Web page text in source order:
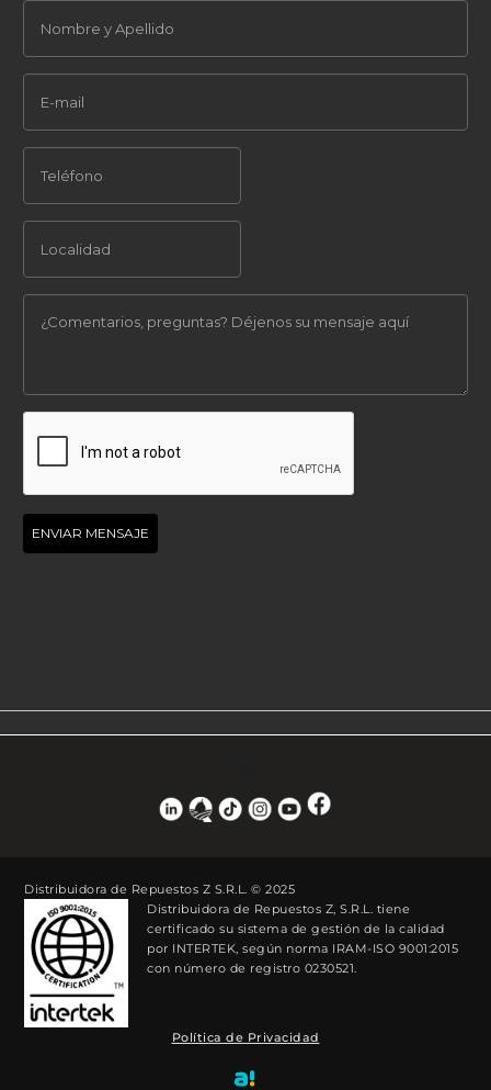
Distribuidora de Repuestos Z S.R.L. © 2025
Distribuidora de Repuestos Z, S.R.L. tiene
certificado su sistema de gestión de la calidad
por INTERTEK, según norma IRAM-ISO 9001:2015
con número de registro 0230521.
Política de Privacidad